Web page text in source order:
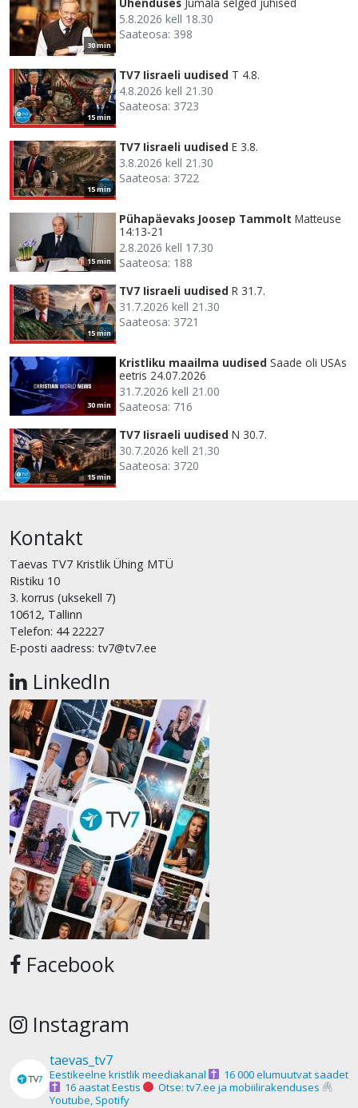
30 min
5.8.2026 kell 18.30
Saateosa: 398
15 min
TV7 Iisraeli uudised T 4.8.
4.8.2026 kell 21.30
Saateosa: 3723
15 min
TV7 Iisraeli uudised E 3.8.
3.8.2026 kell 21.30
Saateosa: 3722
15 min
Pühapäevaks Joosep Tammolt Matteuse
14:13-21
2.8.2026 kell 17.30
Saateosa: 188
15 min
TV7 Iisraeli uudised R 31.7.
31.7.2026 kell 21.30
Saateosa: 3721
30 min
Kristliku maailma uudised Saade oli USAs
eetris 24.07.2026
31.7.2026 kell 21.00
Saateosa: 716
15 min
TV7 Iisraeli uudised N 30.7.
30.7.2026 kell 21.30
Saateosa: 3720
Kontakt
Taevas TV7 Kristlik Ühing MTÜ
Ristiku 10
3. korrus (uksekell 7)
10612, Tallinn
Telefon: 44 22227
E-posti aadress: tv7@tv7.ee
LinkedIn
Facebook
Instagram
taevas_tv7
Eestikeelne kristlik meediakanal
16 000 elumuutvat saadet
16 aastat Eestis
Otse: tv7.ee ja mobiilirakenduses
Youtube, Spotify